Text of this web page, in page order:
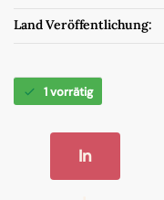
Land Veröffentlichung:
1 vorrätig
In